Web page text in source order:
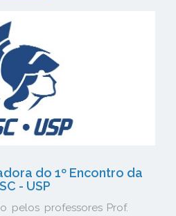
do 1º Encontro da
- USP
pelos professores Prof.